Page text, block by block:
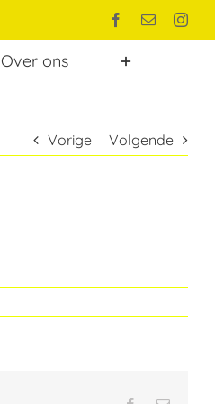
Facebook
E-
Over ons
Vorige Volgende